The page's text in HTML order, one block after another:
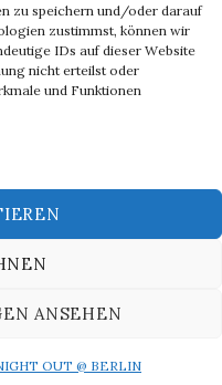
zu speichern und/oder darauf
zustimmst, können wir
IDs auf dieser Website
nicht erteilst oder
und Funktionen
ANSEHEN
OUT @ BERLIN
@ BERLIN